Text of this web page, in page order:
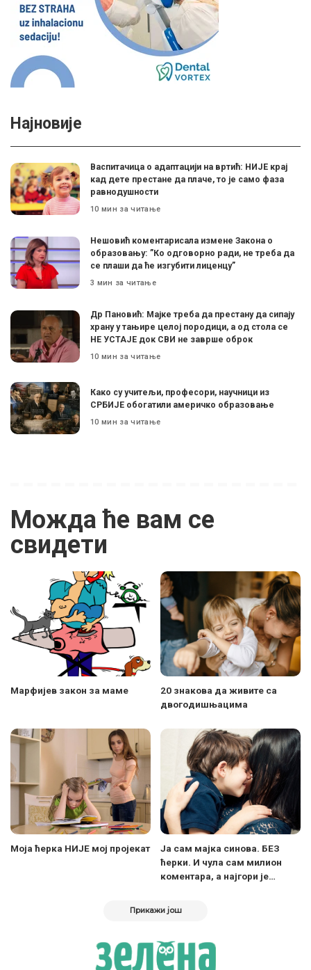
Најновије
Васпитачица о адаптацији на вртић: НИЈЕ крај
кад дете престане да плаче, то је само фаза
равнодушности
10 мин за читање
Нешовић коментарисала измене Закона о
образовању: ”Ко одговорно ради, не треба да
се плаши да ће изгубити лиценцу”
3 мин за читање
Др Пановић: Мајке треба да престану да сипају
храну у тањире целој породици, а од стола се
НЕ УСТАЈЕ док СВИ не заврше оброк
10 мин за читање
Како су учитељи, професори, научници из
СРБИЈЕ обогатили америчко образовање
10 мин за читање
Можда ће вам се
свидети
Марфијев закон за маме
20 знакова да живите са
двогодишњацима
Моја ћерка НИЈЕ мој пројекат
Ја сам мајка синова. БЕЗ
ћерки. И чула сам милион
коментара, а најгори је…
Прикажи још